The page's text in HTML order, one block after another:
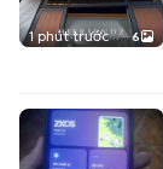
1 phút trước 6